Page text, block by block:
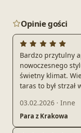
Opinie gości
Bardzo przytulny
nowoczesnego
świetny klimat.
taras to był strzał
03.02.2026 · Inne
Para z Krakowa